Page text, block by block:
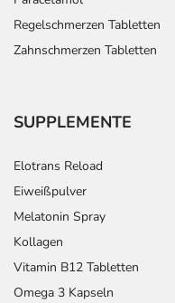
Regelschmerzen Tabletten
Zahnschmerzen Tabletten
SUPPLEMENTE
Elotrans Reload
Eiweißpulver
Melatonin Spray
Kollagen
Vitamin B12 Tabletten
Omega 3 Kapseln